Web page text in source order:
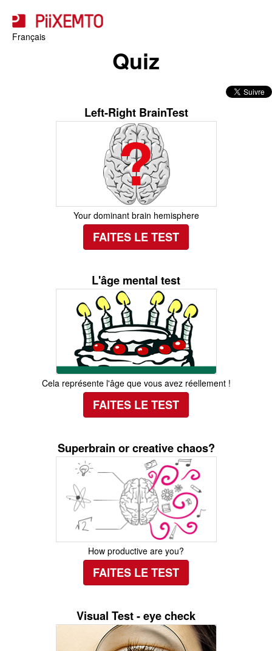
Français
Quiz
Left-Right BrainTest
Your dominant brain hemisphere
FAITES LE TEST
L'âge mental test
Cela représente l'âge que vous avez réellement !
FAITES LE TEST
Superbrain or creative chaos?
How productive are you?
FAITES LE TEST
Visual Test - eye check